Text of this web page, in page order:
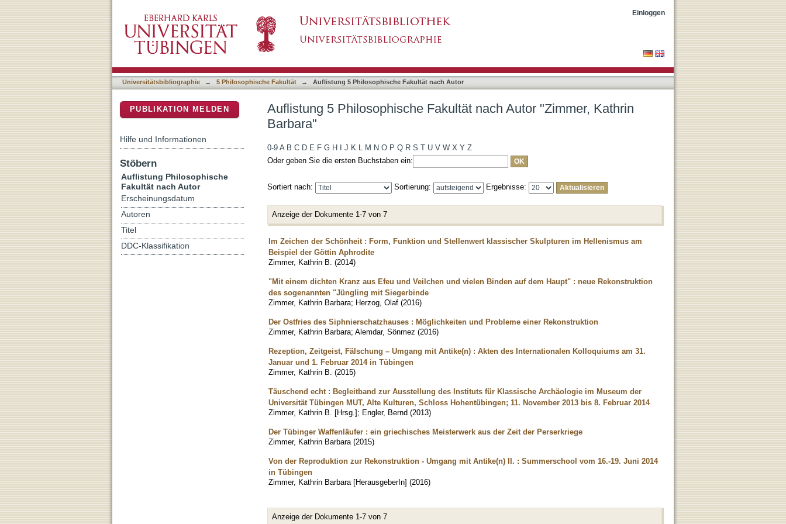
Einloggen
Universitätsbibliographie → 5 Philosophische Fakultät → Auflistung 5 Philosophische Fakultät nach Autor
Auflistung 5 Philosophische Fakultät nach Autor "Zimmer, Kathrin
Barbara"
0-9 A B C D E F G H J K L M N O P Q R S T U V W X Y Z
Oder geben Sie die ersten Buchstaben ein:
Sortiert nach: Sortierung: Ergebnisse:
Anzeige der Dokumente 1-7 von 7
Im Zeichen der Schönheit : Form, Funktion und Stellenwert klassischer Skulpturen im Hellenismus am
Beispiel der Göttin Aphrodite
Zimmer, Kathrin B. (2014)
"Mit einem dichten Kranz aus Efeu und Veilchen und vielen Binden auf dem Haupt" : neue Rekonstruktion
des sogenannten "Jüngling mit Siegerbinde
Zimmer, Kathrin Barbara; Herzog, Olaf (2016)
Der Ostfries des Siphnierschatzhauses : Möglichkeiten und Probleme einer Rekonstruktion
Zimmer, Kathrin Barbara; Alemdar, Sönmez (2016)
Rezeption, Zeitgeist, Fälschung – Umgang mit Antike(n) : Akten des Internationalen Kolloquiums am 31.
Januar und 1. Februar 2014 in Tübingen
Zimmer, Kathrin B. (2015)
Täuschend echt : Begleitband zur Ausstellung des Instituts für Klassische Archäologie im Museum der
Universität Tübingen MUT, Alte Kulturen, Schloss Hohentübingen; 11. November 2013 bis 8. Februar 2014
Zimmer, Kathrin B. [Hrsg.]; Engler, Bernd (2013)
Der Tübinger Waffenläufer : ein griechisches Meisterwerk aus der Zeit der Perserkriege
Zimmer, Kathrin Barbara (2015)
Von der Reproduktion zur Rekonstruktion - Umgang mit Antike(n) II. : Summerschool vom 16.-19. Juni 2014
in Tübingen
Zimmer, Kathrin Barbara [HerausgeberIn] (2016)
Anzeige der Dokumente 1-7 von 7
PUBLIKATION MELDEN
Hilfe und Informationen
Stöbern
Auflistung Philosophische
Fakultät nach Autor
Erscheinungsdatum
Autoren
Titel
DDC-Klassifikation